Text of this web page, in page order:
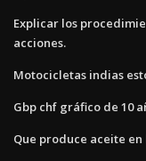
Explicar los
acciones.
Motocicletas indias
Gbp chf gráfico de 10
Que produce aceite en